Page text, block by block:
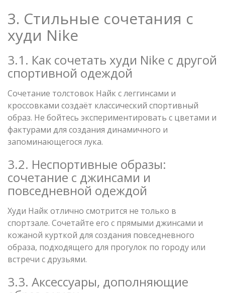
3. Стильные сочетания с
худи Nike
3.1. Как сочетать худи Nike с другой
спортивной одеждой
Сочетание толстовок Найк с леггинсами и
кроссовками создаёт классический спортивный
образ. Не бойтесь экспериментировать с цветами и
фактурами для создания динамичного и
запоминающегося лука.
3.2. Неспортивные образы:
сочетание с джинсами и
повседневной одеждой
Худи Найк отлично смотрится не только в
спортзале. Сочетайте его с прямыми джинсами и
кожаной курткой для создания повседневного
образа, подходящего для прогулок по городу или
встречи с друзьями.
3.3. Аксессуары, дополняющие